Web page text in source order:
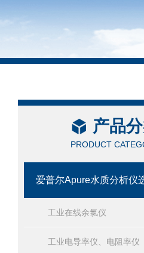
产品
PRODUCT
爱普尔Apure水质分析仪
工业在线余氯仪
工业电导率仪、电阻率仪